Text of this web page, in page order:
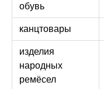
обувь
канцтовары
изделия
народных
ремёсел